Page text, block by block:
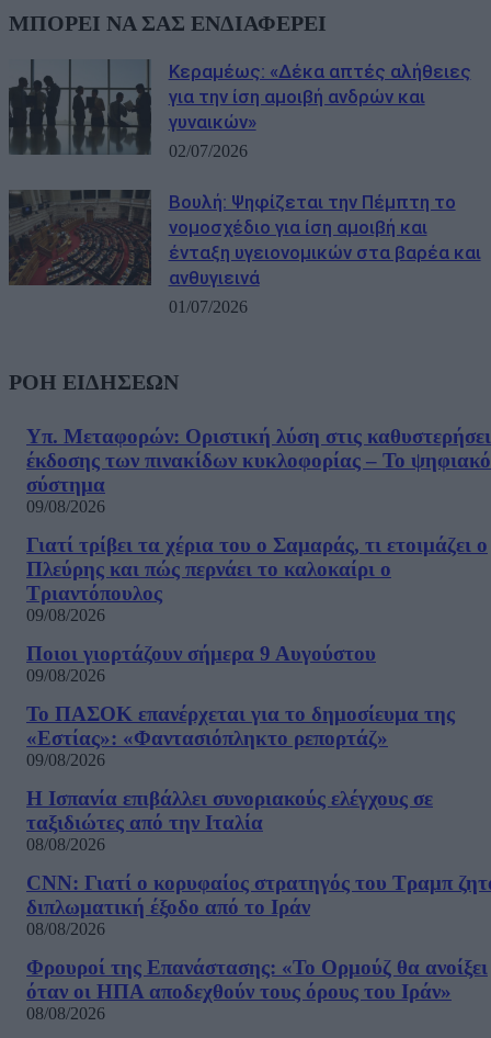
ΜΠΟΡΕΙ ΝΑ ΣΑΣ ΕΝΔΙΑΦΕΡΕΙ
Κεραμέως: «Δέκα απτές αλήθειες
για την ίση αμοιβή ανδρών και
γυναικών»
02/07/2026
Βουλή: Ψηφίζεται την Πέμπτη το
νομοσχέδιο για ίση αμοιβή και
ένταξη υγειονομικών στα βαρέα και
ανθυγιεινά
01/07/2026
ΡΟΗ ΕΙΔΗΣΕΩΝ
Υπ. Μεταφορών: Οριστική λύση στις
έκδοσης των πινακίδων κυκλοφορίας – Το ψηφιακό
σύστημα
09/08/2026
Γιατί τρίβει τα χέρια του ο Σαμαράς, τι ετοιμάζει ο
Πλεύρης και πώς περνάει το καλοκαίρι ο
Τριαντόπουλος
09/08/2026
Ποιοι γιορτάζουν σήμερα 9 Αυγούστου
09/08/2026
Το ΠΑΣΟΚ επανέρχεται για το δημοσίευμα της
«Εστίας»: «Φαντασιόπληκτο ρεπορτάζ»
09/08/2026
Η Ισπανία επιβάλλει συνοριακούς ελέγχους σε
ταξιδιώτες από την Ιταλία
08/08/2026
CNN: Γιατί ο κορυφαίος στρατηγός του Τραμπ
διπλωματική έξοδο από το Ιράν
08/08/2026
Φρουροί της Επανάστασης: «Το Ορμούζ θα ανοίξει
όταν οι ΗΠΑ αποδεχθούν τους όρους του Ιράν»
08/08/2026